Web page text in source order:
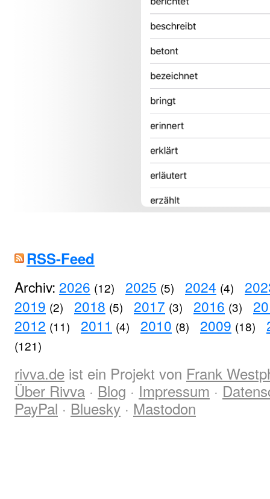
RSS-Feed
Archiv: 2026 (12) 2025 (5) 2024 (4)
2019 (2) 2018 (5) 2017 (3) 2016 (3)
2012 (11) 2011 (4) 2010 (8) 2009 (18)
(121)
rivva.de ist ein Projekt von Frank
Über Rivva · Blog · Impressum ·
PayPal · Bluesky · Mastodon